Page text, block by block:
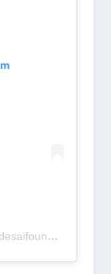
A post shared by Desai Foundation (@desaifoundation)